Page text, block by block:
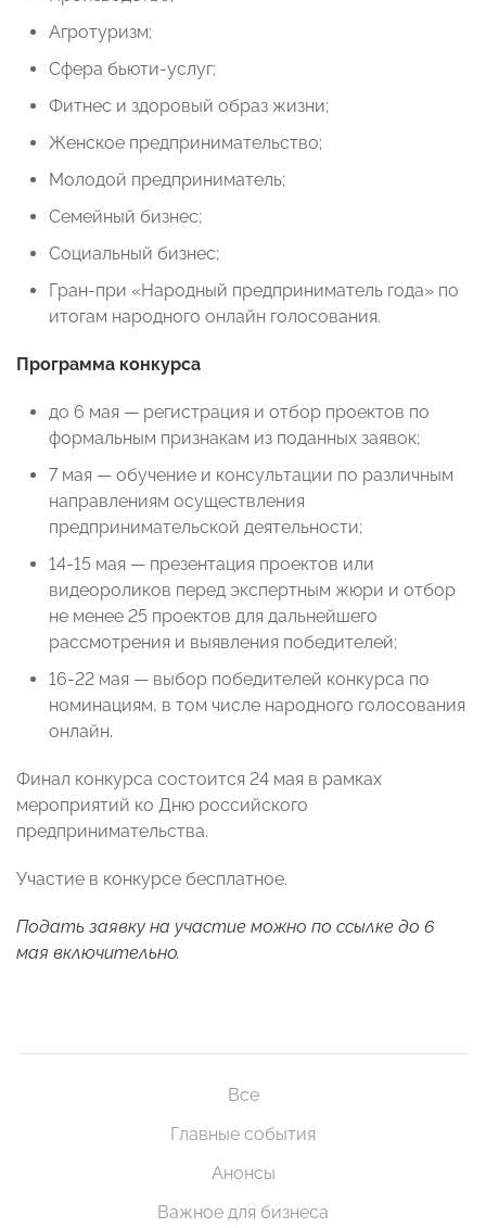
Агротуризм;
Сфера бьюти-услуг;
Фитнес и здоровый образ жизни;
Женское предпринимательство;
Молодой предприниматель;
Семейный бизнес;
Социальный бизнес;
Гран-при «Народный предприниматель года» по
итогам народного онлайн голосования.
Программа конкурса
до 6 мая — регистрация и отбор проектов по
формальным признакам из поданных заявок;
7 мая — обучение и консультации по различным
направлениям осуществления
предпринимательской деятельности;
14-15 мая — презентация проектов или
видеороликов перед экспертным жюри и отбор
не менее 25 проектов для дальнейшего
рассмотрения и выявления победителей;
16-22 мая — выбор победителей конкурса по
номинациям, в том числе народного голосования
онлайн.
Финал конкурса состоится 24 мая в рамках
мероприятий ко Дню российского
предпринимательства.
Участие в конкурсе бесплатное.
Подать заявку на участие можно по ссылке до 6
мая включительно.
Все
Главные события
Анонсы
Важное для бизнеса